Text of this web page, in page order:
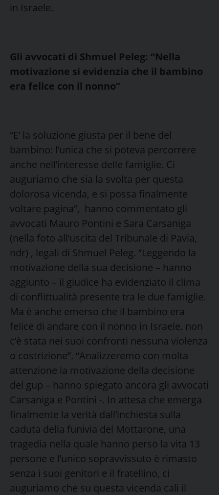
in Israele.
Gli avvocati di Shmuel Peleg: “Nella
motivazione si evidenzia che il bambino
era felice con il nonno”
“E’ la soluzione giusta per il bene del
bambino: l’unica che si poteva percorrere
anche nell’interesse delle famiglie. Ci
auguriamo che sia la svolta per questa
dolorosa vicenda, e si possa finalmente
voltare pagina”, hanno commentato gli
avvocati Mauro Pontini e Sara Carsaniga
(nella foto all’uscita del Tribunale di Pavia,
ndr) , legali di Shmuel Peleg. “Leggendo la
motivazione della sua decisione – hanno
aggiunto – il giudice ha evidenziato il clima
di conflittualità presente tra le due famiglie.
Ma è anche emerso che il bambino era
felice di andare con il nonno in Israele. non
c’è stata nei suoi confronti nessuna violenza
o costrizione”. “Analizzeremo con molta
attenzione la motivazione della decisione
del gup – hanno spiegato ancora gli avvocati
Carsaniga e Pontini -. In attesa che emerga
finalmente la verità dall’inchiesta sulla
caduta della funivia del Mottarone, una
tragedia nella quale hanno perso la vita 13
persone e l’unico sopravvissuto è rimasto
senza i suoi genitori e il fratellino, ci
auguriamo che su questa vicenda cali il